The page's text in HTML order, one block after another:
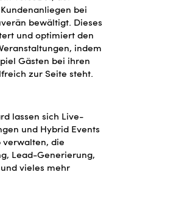
bei
bewältigt. Dieses
und optimiert den
indem
Gästen bei ihren
zur Seite steht.
lassen sich Live-
und Hybrid Events
verwalten, die
Lead-Generierung,
vieles mehr